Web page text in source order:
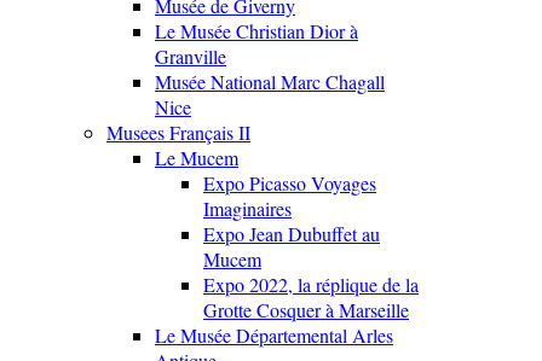
Musée de Giverny
Le Musée Christian Dior à
Granville
Musée National Marc Chagall
Nice
Musees Français II
Le Mucem
Expo Picasso Voyages
Imaginaires
Expo Jean Dubuffet au
Mucem
Expo 2022, la réplique de la
Grotte Cosquer à Marseille
Le Musée Départemental Arles